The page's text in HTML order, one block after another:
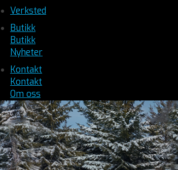
Verksted
Butikk
Butikk
Nyheter
Kontakt
Kontakt
Om oss